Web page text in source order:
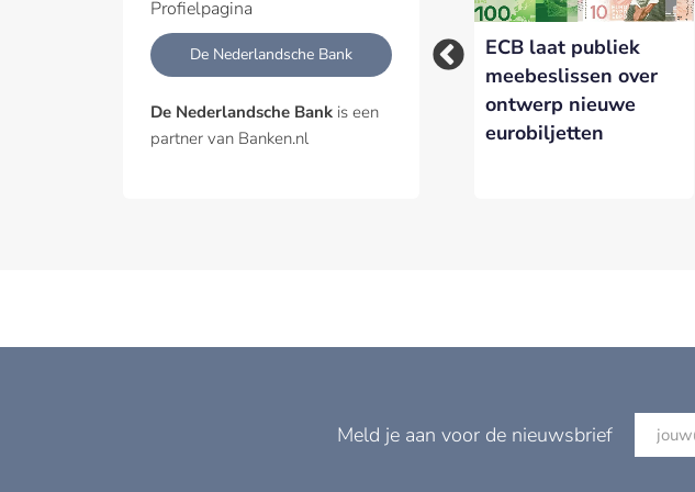
Profielpagina
De Nederlandsche Bank
De Nederlandsche Bank is een
partner van Banken.nl
dienstverlening uit
ECB laat publiek
meebeslissen over
ontwerp nieuwe
eurobiljetten
Meld je aan voor de nieuwsbrief